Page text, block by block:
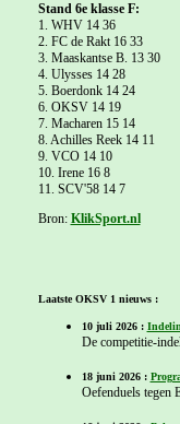
Stand 6e klasse F:
1. WHV 14 36
2. FC de Rakt 16 33
3. Maaskantse B. 13 30
4. Ulysses 14 28
5. Boerdonk 14 24
6. OKSV 14 19
7. Macharen 15 14
8. Achilles Reek 14 11
9. VCO 14 10
10. Irene 16 8
11. SCV'58 14 7
Bron: KlikSport.nl
Laatste OKSV 1 nieuws :
10 juli 2026 :
De competitie-
18 juni 2026 :
Oefenduels tegen